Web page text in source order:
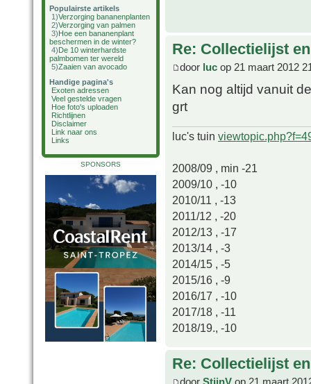
Populairste artikels
1)Verzorging bananenplanten
2)Verzorging van palmen
3)Hoe een bananenplant
beschermen in de winter?
4)De 10 winterhardste
palmbomen ter wereld
5)Zaaien van avocado
Handige pagina's
Exoten adressen
Veel gestelde vragen
Hoe foto's uploaden
Richtlijnen
Disclaimer
Link naar ons
Links
SPONSORS
Re: Collectielijst
door luc op 21 maart 2012
Kan nog altijd vanuit
grt
luc's tuin
2008/09 , min -21
2009/10 , -10
2010/11 , -13
2011/12 , -20
2012/13 , -17
2013/14 , -3
2014/15 , -5
2015/16 , -9
2016/17 , -10
2017/18 , -11
2018/19., -10
Re: Collectielijst
door StijnV op 21 maart